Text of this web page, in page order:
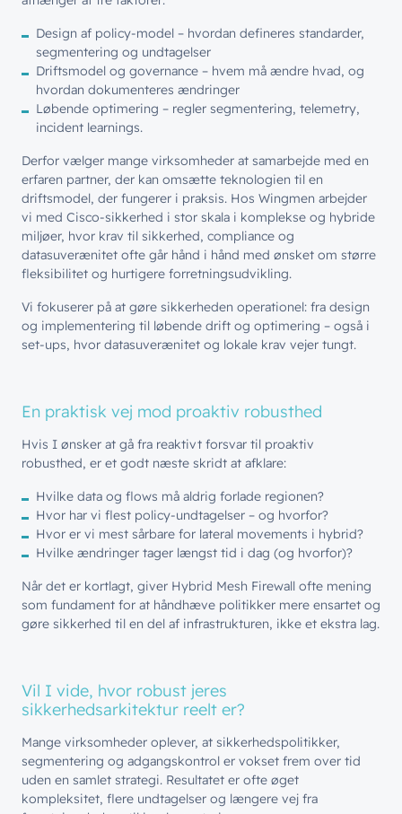
Hvem vi er
Cases
Offentlige organisationer
Bliv inspireret
Splunk
Møderum
Kontaktcenter
// SERVICES
Managed Services
Managed Security
Automatisering
Customer Experience
Job & Karriere
Bæredygtighed
// PART OF WINGMEN
Bliv en del af teamet!
Ledige stillinger
Webinarer
Wingmen Community
Skriv dig op og få alle nyheder
direkte i din inbox
Skriv dig op
Design af policy-model – hvordan defineres standarder,
segmentering og undtagelser
Driftsmodel og governance – hvem må ændre hvad, og
hvordan dokumenteres ændringer
Løbende optimering – regler segmentering, telemetry,
incident learnings.
Derfor vælger mange virksomheder at samarbejde med en
erfaren partner, der kan omsætte teknologien til en
driftsmodel, der fungerer i praksis. Hos Wingmen arbejder
vi med Cisco-sikkerhed i stor skala i komplekse og hybride
miljøer, hvor krav til sikkerhed, compliance og
datasuverænitet ofte går hånd i hånd med ønsket om større
fleksibilitet og hurtigere forretningsudvikling.
Vi fokuserer på at gøre sikkerheden operationel: fra design
og implementering til løbende drift og optimering – også i
set-ups, hvor datasuverænitet og lokale krav vejer tungt.
En praktisk vej mod proaktiv robusthed
Hvis I ønsker at gå fra reaktivt forsvar til proaktiv
robusthed, er et godt næste skridt at afklare:
Hvilke data og flows må aldrig forlade regionen?
Hvor har vi flest policy-undtagelser – og hvorfor?
Hvor er vi mest sårbare for lateral movements i hybrid?
Hvilke ændringer tager længst tid i dag (og hvorfor)?
Når det er kortlagt, giver Hybrid Mesh Firewall ofte mening
som fundament for at håndhæve politikker mere ensartet og
gøre sikkerhed til en del af infrastrukturen, ikke et ekstra lag.
Vil I vide, hvor robust jeres
sikkerhedsarkitektur reelt er?
Mange virksomheder oplever, at sikkerhedspolitikker,
segmentering og adgangskontrol er vokset frem over tid
uden en samlet strategi. Resultatet er ofte øget
kompleksitet, flere undtagelser og længere vej fra